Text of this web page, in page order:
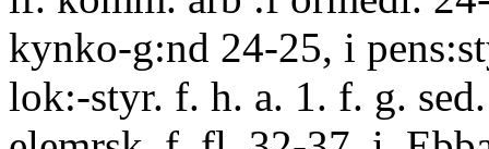
kynko-g:nd 24-25, i
lok:-styr. f. h. a. 1. f. g.